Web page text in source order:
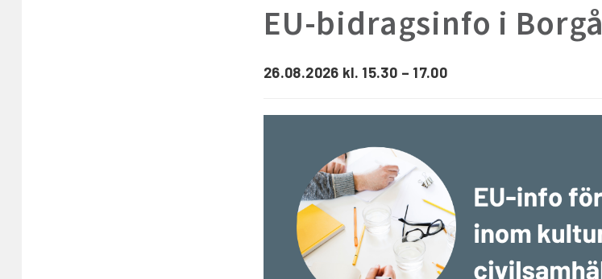
EU-bidragsinfo i Borgå
26.08.2026 kl. 15.30 – 17.00